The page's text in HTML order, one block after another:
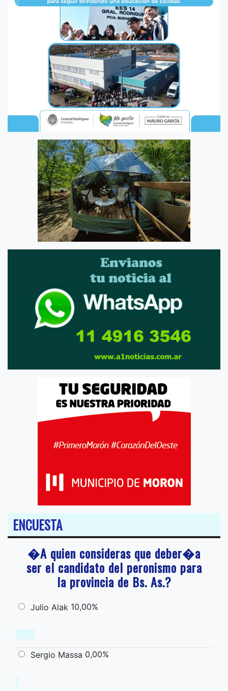
ENCUESTA
�A quien consideras que deber�a
ser el candidato del peronismo para
la provincia de Bs. As.?
Julio Alak 10,00%
Sergio Massa 0,00%